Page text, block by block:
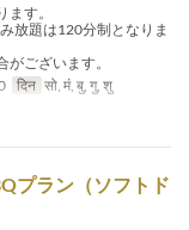
す。
放題は120分制となりま
ございます。
दिन सो, मं, बु, गु, शु
プラン（ソフトド